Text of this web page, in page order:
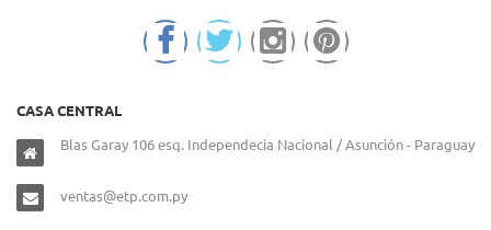
CASA CENTRAL
Blas Garay 106 esq. Independecia Nacional / Asunción - Paraguay
ventas@etp.com.py